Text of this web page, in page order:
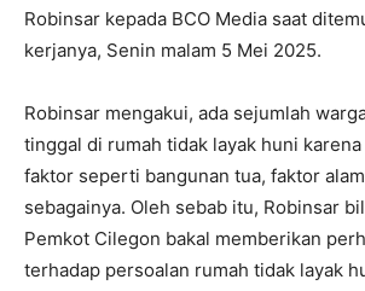
Robinsar kepada BCO Media saat
kerjanya, Senin malam 5 Mei 2025.
Robinsar mengakui, ada sejumlah
tinggal di rumah tidak layak huni
faktor seperti bangunan tua, faktor
sebagainya. Oleh sebab itu, Robinsar
Pemkot Cilegon bakal memberikan
terhadap persoalan rumah tidak layak